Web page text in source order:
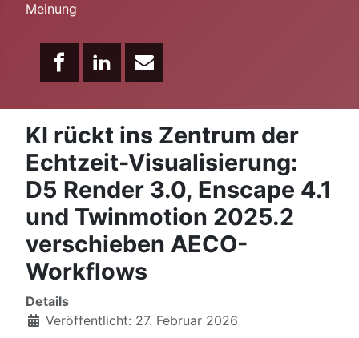
Meinung
KI rückt ins Zentrum der
Echtzeit-Visualisierung:
D5 Render 3.0, Enscape 4.1
und Twinmotion 2025.2
verschieben AECO-
Workflows
Details
Veröffentlicht: 27. Februar 2026